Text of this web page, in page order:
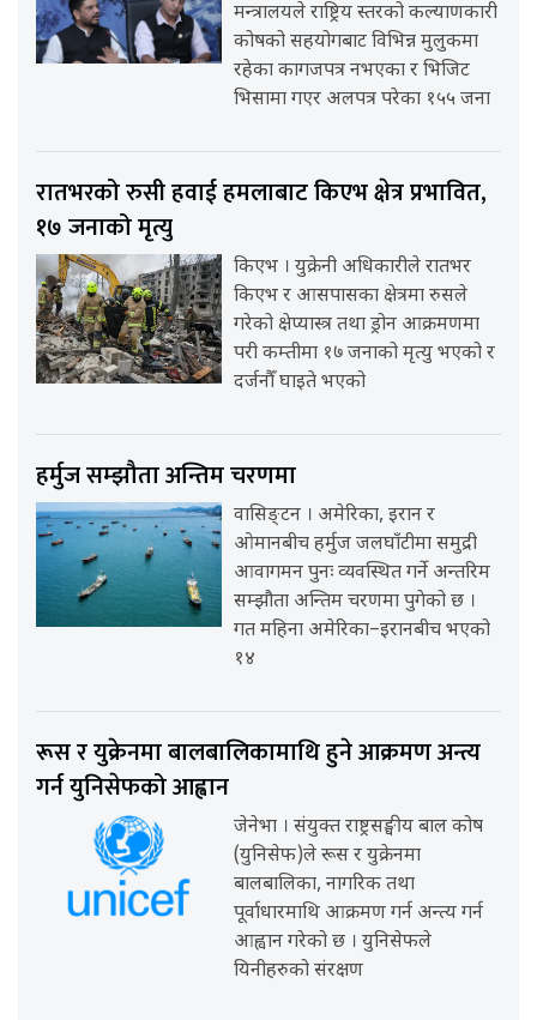
मन्त्रालयले राष्ट्रिय स्तरको कल्याणकारी
कोषको सहयोगबाट विभिन्न मुलुकमा
रहेका कागजपत्र नभएका र भिजिट
भिसामा गएर अलपत्र परेका १५५ जना
रातभरको रुसी हवाई हमलाबाट किएभ क्षेत्र प्रभावित,
१७ जनाको मृत्यु
किएभ । युक्रेनी अधिकारीले रातभर
किएभ र आसपासका क्षेत्रमा रुसले
गरेको क्षेप्यास्त्र तथा ड्रोन आक्रमणमा
परी कम्तीमा १७ जनाको मृत्यु भएको र
दर्जनौँ घाइते भएको
हर्मुज सम्झौता अन्तिम चरणमा
वासिङ्टन । अमेरिका, इरान र
ओमानबीच हर्मुज जलघाँटीमा समुद्री
आवागमन पुनः व्यवस्थित गर्ने अन्तरिम
सम्झौता अन्तिम चरणमा पुगेको छ ।
गत महिना अमेरिका–इरानबीच भएको
१४
रूस र युक्रेनमा बालबालिकामाथि हुने आक्रमण अन्त्य
गर्न युनिसेफको आह्वान
जेनेभा । संयुक्त राष्ट्रसङ्घीय बाल कोष
(युनिसेफ)ले रूस र युक्रेनमा
बालबालिका, नागरिक तथा
पूर्वाधारमाथि आक्रमण गर्न अन्त्य गर्न
आह्वान गरेको छ । युनिसेफले
यिनीहरुको संरक्षण